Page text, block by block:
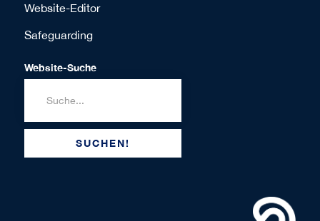
Website-Editor
Safeguarding
Website-Suche